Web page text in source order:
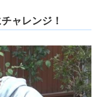
ャレンジ！